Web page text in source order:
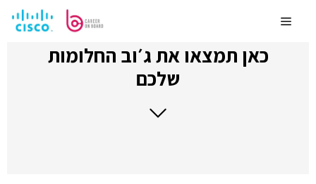
לתוכןMenu
כאן תמצאו את ג׳וב החלומות
שלכם